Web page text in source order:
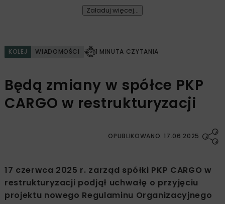
Załaduj więcej...
KOLEJ WIADOMOŚCI 1 MINUTA CZYTANIA
Będą zmiany w spółce PKP
CARGO w restrukturyzacji
OPUBLIKOWANO: 17.06.2025
17 czerwca 2025 r. zarząd spółki PKP CARGO w
restrukturyzacji podjął uchwałę o przyjęciu
projektu nowego Regulaminu Organizacyjnego